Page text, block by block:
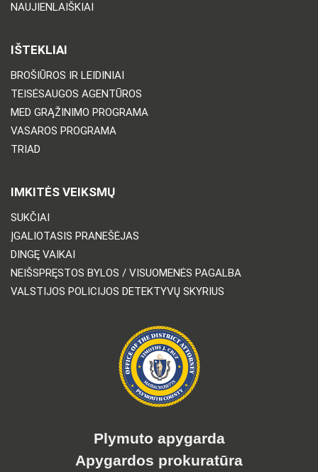
NAUJIENLAIŠKIAI
IŠTEKLIAI
BROŠIŪROS IR LEIDINIAI
TEISĖSAUGOS AGENTŪROS
MED GRĄŽINIMO PROGRAMA
VASAROS PROGRAMA
TRIAD
IMKITĖS VEIKSMŲ
SUKČIAI
ĮGALIOTASIS PRANEŠĖJAS
DINGĘ VAIKAI
NEIŠSPRĘSTOS BYLOS / VISUOMENĖS PAGALBA
VALSTIJOS POLICIJOS DETEKTYVŲ SKYRIUS
Plymuto apygarda
Apygardos prokuratūra